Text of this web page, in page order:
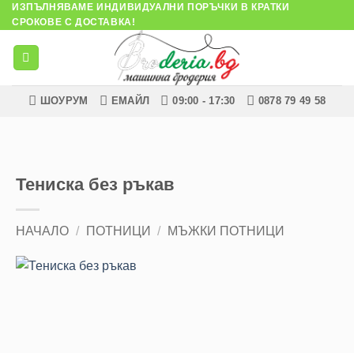
Skip
to
content
ИЗПЪЛНЯВАМЕ ИНДИВИДУАЛНИ ПОРЪЧКИ В КРАТКИ
СРОКОВЕ С ДОСТАВКА!
ШОУРУМ ЕМАЙЛ 09:00 - 17:30 0878 79 49 58
Тениска без ръкав
НАЧАЛО / ПОТНИЦИ / МЪЖКИ ПОТНИЦИ